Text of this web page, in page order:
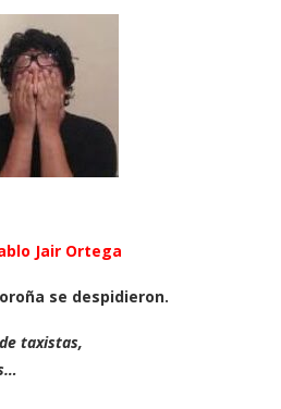
Jair Ortega
se despidieron.
taxistas,